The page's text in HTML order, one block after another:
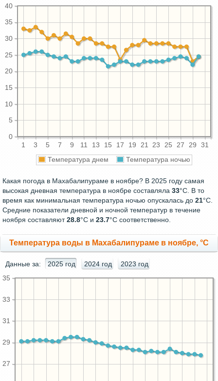
1 3 5 7 9 11 13 15 17 19 21 23 25 27 29 31
0
5
10
15
20
25
30
35
40
Температура днем Температура ночью
Какая погода в Махабалипураме в ноябре? В 2025 году самая
высокая дневная температура в ноябре составляла 33°С. В то
время как минимальная температура ночью опускалась до 21°C.
Средние показатели дневной и ночной температур в течение
ноября составляют28.8°С и 23.7°С соответственно.
Температура воды в Махабалипураме в ноябре, °C
Данные за: 2025 год 2024 год 2023 год
27
29
31
33
35